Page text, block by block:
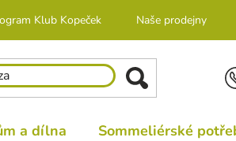
Klub Kopeček Naše prodejny
a dílna Sommeliérské